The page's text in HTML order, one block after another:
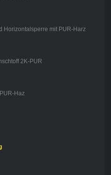
Horizontalsperre mit PUR-Harz
2K-PUR
Haz